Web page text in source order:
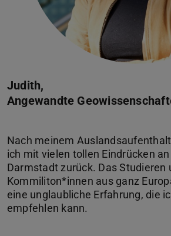
Judith,
Angewandte
Nach meinem
ich mit vielen tollen Eindrücken an
Darmstadt zurück. Das Studieren
Kommiliton*innen aus ganz
eine unglaubliche Erfahrung, die